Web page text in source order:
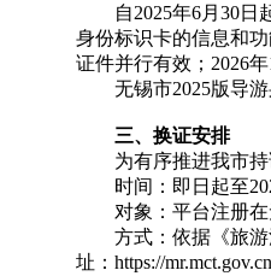
自2025年6月30日起
身份标识卡的信息和功
证件并行有效；2026
无锡市2025版导游
三、换证安排
为有序推进我市持
时间：即日起至
对象：平台注册在
方式：依据《旅游
址：https://